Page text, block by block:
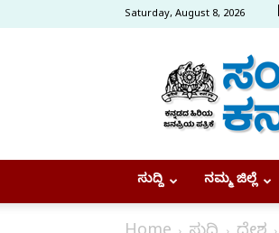
Saturday, August 8, 2026
ಸುದ್ದಿ ನಮ್ಮ ಜಿಲ್ಲೆ